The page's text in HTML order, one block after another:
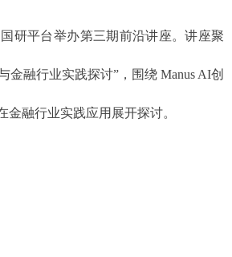
国研平台举办第三期前沿讲座。讲座聚
金融行业实践探讨”，围绕 Manus AI创
金融行业实践应用展开探讨。